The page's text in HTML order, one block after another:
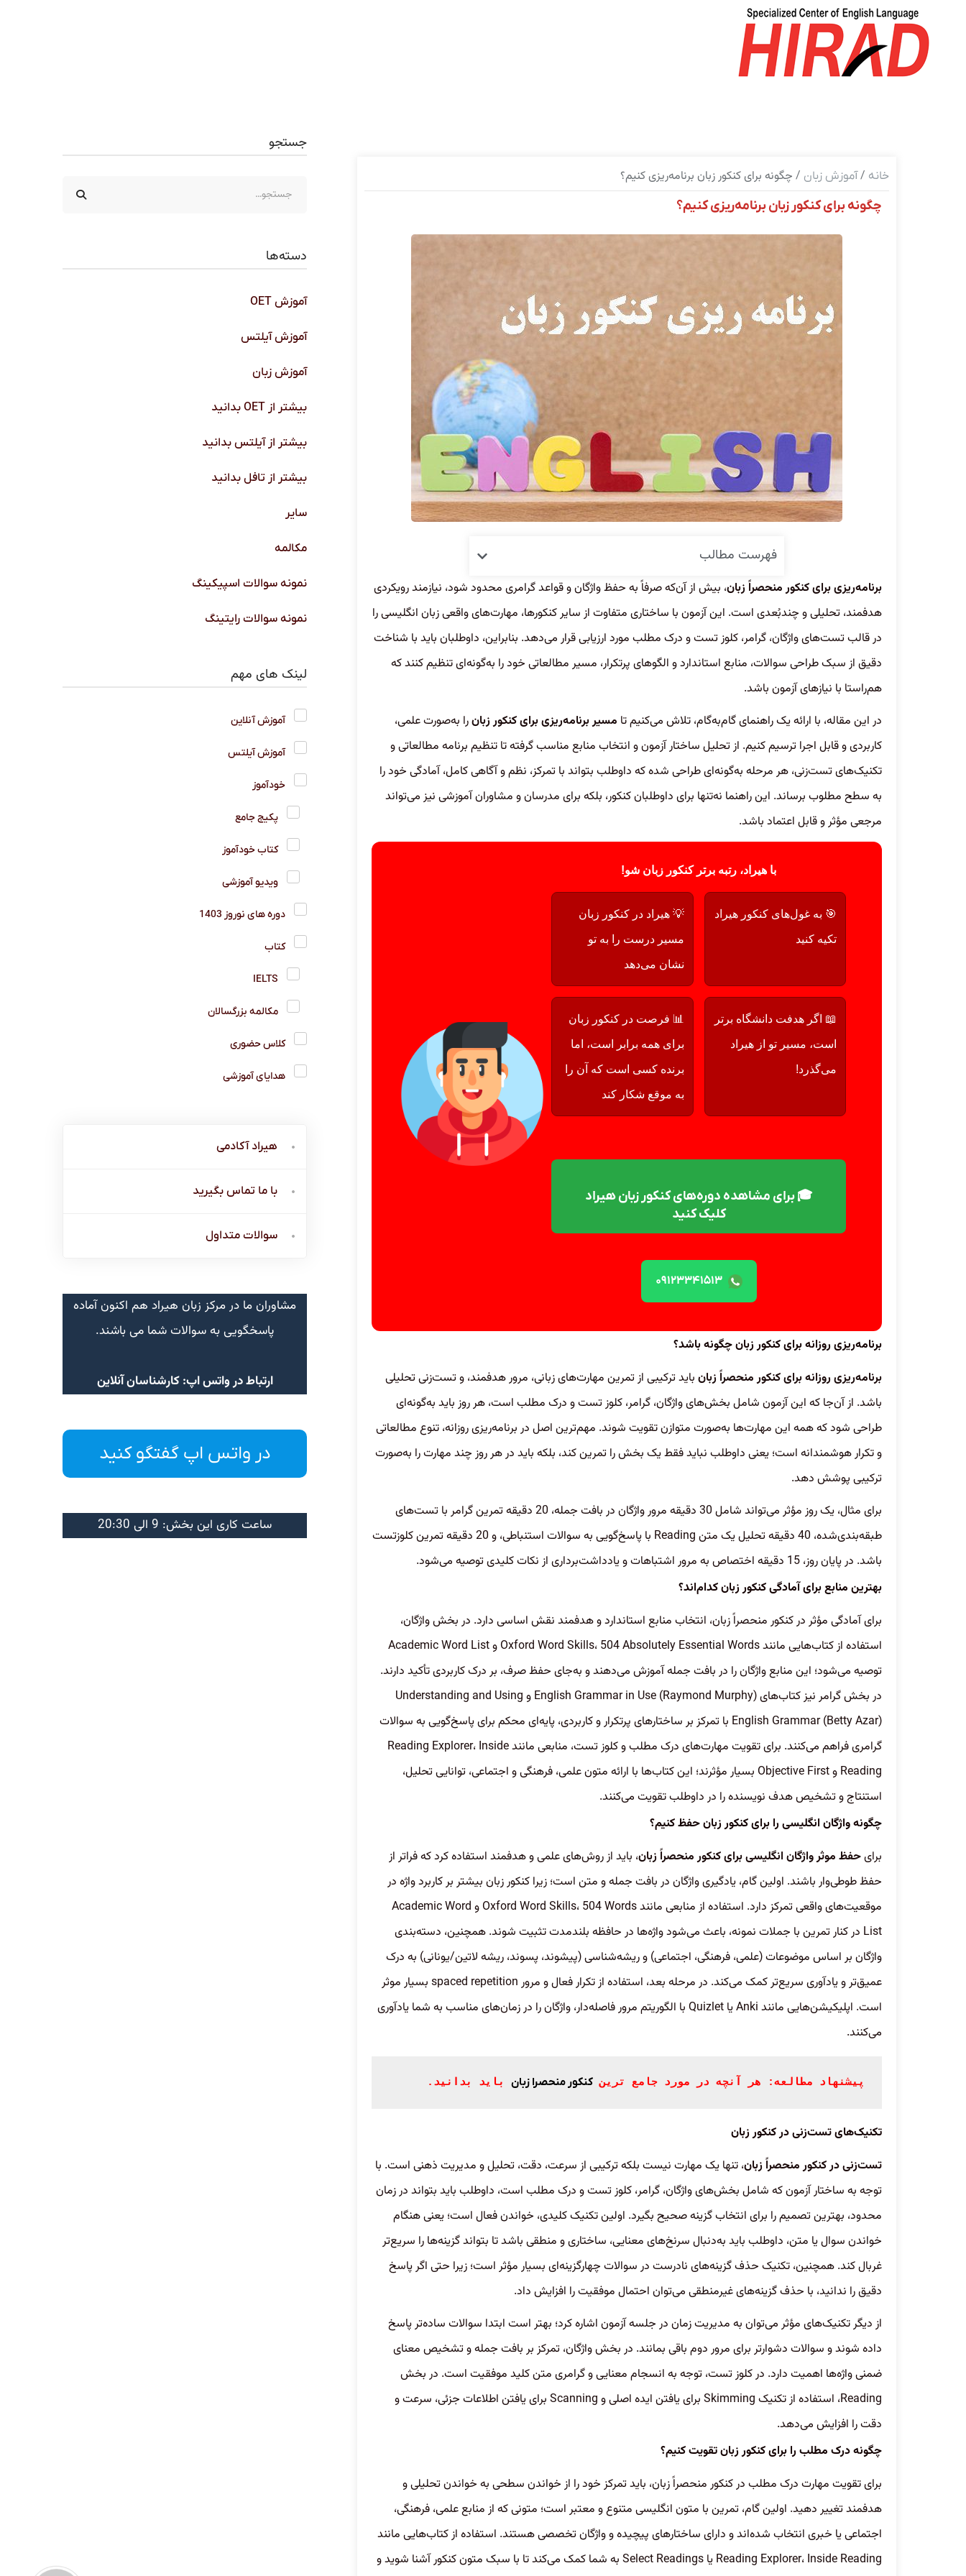
خانه /آموزش زبان / چگونه برای کنکور زبان برنامه‌ریزی کنیم؟
چگونه برای کنکور زبان برنامه‌ریزی کنیم؟
فهرست مطالب
برنامه‌ریزی برای کنکور منحصراً زبان، بیش از آن‌که صرفاً به حفظ واژگان و قواعد گرامری محدود شود، نیازمند رویکردی
هدفمند، تحلیلی و چندبُعدی است. این آزمون با ساختاری متفاوت از سایر کنکورها، مهارت‌های واقعی زبان انگلیسی را
در قالب تست‌های واژگان، گرامر، کلوز تست و درک مطلب مورد ارزیابی قرار می‌دهد. بنابراین، داوطلبان باید با شناخت
دقیق از سبک طراحی سوالات، منابع استاندارد و الگوهای پرتکرار، مسیر مطالعاتی خود را به‌گونه‌ای تنظیم کنند که
هم‌راستا با نیازهای آزمون باشد.
در این مقاله، با ارائه یک راهنمای گام‌به‌گام، تلاش می‌کنیم تا مسیر برنامه‌ریزی برای کنکور زبانرا به‌صورت علمی،
کاربردی و قابل اجرا ترسیم کنیم. از تحلیل ساختار آزمون و انتخاب منابع مناسب گرفته تا تنظیم برنامه مطالعاتی و
تکنیک‌های تست‌زنی، هر مرحله به‌گونه‌ای طراحی شده که داوطلب بتواند با تمرکز، نظم و آگاهی کامل، آمادگی خود را
به سطح مطلوب برساند. این راهنما نه‌تنها برای داوطلبان کنکور، بلکه برای مدرسان و مشاوران آموزشی نیز می‌تواند
مرجعی مؤثر و قابل اعتماد باشد.
با هیراد، رتبه برتر کنکور زبان شو!
🎯 به غول‌های کنکور هیراد
تکیه کنید
💡 هیراد در کنکور زبان
مسیر درست را به تو
نشان می‌دهد
📖 اگر هدفت دانشگاه برتر
است، مسیر تو از هیراد
می‌گذرد!
📊 فرصت در کنکور زبان
برای همه برابر است، اما
برنده کسی است که آن را
به موقع شکار کند
🎓 برای مشاهده دوره‌های کنکور زبان هیراد
کلیک کنید
۰۹۱۲۳۳۴۱۵۱۳
برنامه‌ریزی روزانه برای کنکور زبان چگونه باشد؟
برنامه‌ریزی روزانه برای کنکور منحصراً زبان باید ترکیبی از تمرین مهارت‌های زبانی، مرور هدفمند، و تست‌زنی تحلیلی
باشد. از آن‌جا که این آزمون شامل بخش‌های واژگان، گرامر، کلوز تست و درک مطلب است، هر روز باید به‌گونه‌ای
طراحی شود که همه این مهارت‌ها به‌صورت متوازن تقویت شوند. مهم‌ترین اصل در برنامه‌ریزی روزانه، تنوع مطالعاتی
و تکرار هوشمندانه است؛ یعنی داوطلب نباید فقط یک بخش را تمرین کند، بلکه باید در هر روز چند مهارت را به‌صورت
ترکیبی پوشش دهد.
برای مثال، یک روز مؤثر می‌تواند شامل 30 دقیقه مرور واژگان در بافت جمله، 20 دقیقه تمرین گرامر با تست‌های
طبقه‌بندی‌شده، 40 دقیقه تحلیل یک متن Reading با پاسخ‌گویی به سوالات استنباطی، و 20 دقیقه تمرین کلوزتست
باشد. در پایان روز، 15 دقیقه اختصاص به مرور اشتباهات و یادداشت‌برداری از نکات کلیدی توصیه می‌شود.
بهترین منابع برای آمادگی کنکور زبان کدام‌اند؟
برای آمادگی مؤثر در کنکور منحصراً زبان، انتخاب منابع استاندارد و هدفمند نقش اساسی دارد. در بخش واژگان،
استفاده از کتاب‌هایی مانند Oxford Word Skills، 504 Absolutely Essential Words و Academic Word List
توصیه می‌شود؛ این منابع واژگان را در بافت جمله آموزش می‌دهند و به‌جای حفظ صرف، بر درک کاربردی تأکید دارند.
در بخش گرامر نیز کتاب‌های English Grammar in Use (Raymond Murphy) و Understanding and Using
English Grammar (Betty Azar) با تمرکز بر ساختارهای پرتکرار و کاربردی، پایه‌ای محکم برای پاسخ‌گویی به سوالات
گرامری فراهم می‌کنند. برای تقویت مهارت‌های درک مطلب و کلوز تست، منابعی مانند Reading Explorer، Inside
Reading و Objective First بسیار مؤثرند؛ این کتاب‌ها با ارائه متون علمی، فرهنگی و اجتماعی، توانایی تحلیل،
استنتاج و تشخیص هدف نویسنده را در داوطلب تقویت می‌کنند.
چگونه واژگان انگلیسی را برای کنکور زبان حفظ کنیم؟
برایحفظ موثر واژگان انگلیسی برای کنکور منحصراً زبان، باید از روش‌های علمی و هدفمند استفاده کرد که فراتر از
حفظ طوطی‌وار باشند. اولین گام، یادگیری واژگان در بافت جمله و متن است؛ زیرا کنکور زبان بیشتر بر کاربرد واژه در
موقعیت‌های واقعی تمرکز دارد. استفاده از منابعی مانند Oxford Word Skills، 504 Words و Academic Word
List در کنار تمرین با جملات نمونه، باعث می‌شود واژه‌ها در حافظه بلندمدت تثبیت شوند. همچنین، دسته‌بندی
واژگان بر اساس موضوعات (علمی، فرهنگی، اجتماعی) و ریشه‌شناسی (پیشوند، پسوند، ریشه لاتین/یونانی) به درک
عمیق‌تر و یادآوری سریع‌تر کمک می‌کند. در مرحله بعد، استفاده از تکرار فعال و مرور spaced repetition بسیار موثر
است. اپلیکیشن‌هایی مانند Anki یا Quizlet با الگوریتم مرور فاصله‌دار، واژگان را در زمان‌های مناسب به شما یادآوری
می‌کنند.
پیشنهاد مطالعه: هر آنچه در مورد جامع ترین کنکور منحصرا زبان باید بدانید.
تکنیک‌های تست‌زنی در کنکور زبان
تست‌زنی در کنکور منحصراً زبان، تنها یک مهارت نیست بلکه ترکیبی از سرعت، دقت، تحلیل و مدیریت ذهنی است. با
توجه به ساختار آزمون که شامل بخش‌های واژگان، گرامر، کلوز تست و درک مطلب است، داوطلب باید بتواند در زمان
محدود، بهترین تصمیم را برای انتخاب گزینه صحیح بگیرد. اولین تکنیک کلیدی، خواندن فعال است؛ یعنی هنگام
خواندن سوال یا متن، داوطلب باید به‌دنبال سرنخ‌های معنایی، ساختاری و منطقی باشد تا بتواند گزینه‌ها را سریع‌تر
غربال کند. همچنین، تکنیک حذف گزینه‌های نادرست در سوالات چهارگزینه‌ای بسیار مؤثر است؛ زیرا حتی اگر پاسخ
دقیق را ندانید، با حذف گزینه‌های غیرمنطقی می‌توان احتمال موفقیت را افزایش داد.
از دیگر تکنیک‌های مؤثر می‌توان به مدیریت زمان در جلسه آزمون اشاره کرد؛ بهتر است ابتدا سوالات ساده‌تر پاسخ
داده شوند و سوالات دشوارتر برای مرور دوم باقی بمانند. در بخش واژگان، تمرکز بر بافت جمله و تشخیص معنای
ضمنی واژه‌ها اهمیت دارد. در کلوز تست، توجه به انسجام معنایی و گرامری متن کلید موفقیت است. در بخش
Reading، استفاده از تکنیک Skimming برای یافتن ایده اصلی و Scanning برای یافتن اطلاعات جزئی، سرعت و
دقت را افزایش می‌دهد.
چگونه درک مطلب را برای کنکور زبان تقویت کنیم؟
برای تقویت مهارت درک مطلب در کنکور منحصراً زبان، باید تمرکز خود را از خواندن سطحی به خواندن تحلیلی و
هدفمند تغییر دهید. اولین گام، تمرین با متون انگلیسی متنوع و معتبر است؛ متونی که از منابع علمی، فرهنگی،
اجتماعی یا خبری انتخاب شده‌اند و دارای ساختارهای پیچیده و واژگان تخصصی هستند. استفاده از کتاب‌هایی مانند
Reading Explorer، Inside Reading یا Select Readings به شما کمک می‌کند تا با سبک متون کنکور آشنا شوید و
جستجو
دسته‌ها
آموزش OET
آموزش آیلتس
آموزش زبان
بیشتر از OET بدانید
بیشتر از آیلتس بدانید
بیشتر از تافل بدانید
سایر
مکالمه
نمونه سوالات اسپیکینگ
نمونه سوالات رایتینگ
لینک های مهم
آموزش آنلاین
آموزش آیلتس
خودآموز
پکیج جامع
کتاب خودآموز
ویدیو آموزشی
دوره های نوروز 1403
کتاب
IELTS
مکالمه بزرگسالان
کلاس حضوری
هدایای آموزشی
هیراد آکادمی
با ما تماس بگیرید
سوالات متداول
مشاوران ما در مرکز زبان هیراد هم اکنون آماده
پاسخگویی به سوالات شما می باشند.
ارتباط در واتس اپ: کارشناسان آنلاین
در واتس اپ گفتگو کنید
ساعت کاری این بخش: 9 الی 20:30